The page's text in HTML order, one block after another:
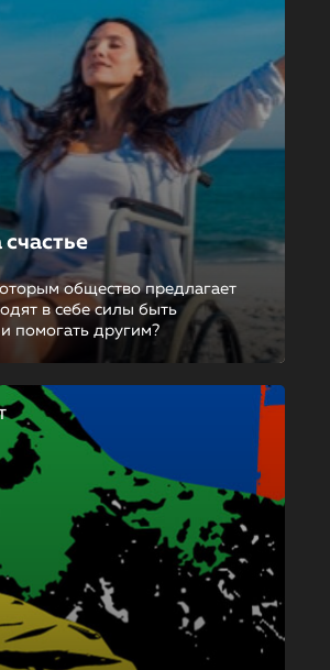
общество предлагает
в себе силы быть
помогать другим?